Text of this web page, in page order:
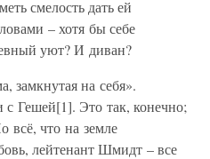
смелость дать ей
– хотя бы себе
уют? И диван?
замкнутая на себя».
Гешей[1]. Это так, конечно;
всё, что на земле
лейтенант Шмидт – все